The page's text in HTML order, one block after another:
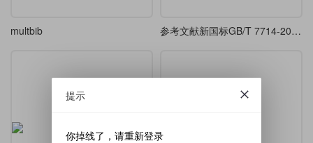
multbib 参考文献新国标GB/T 7714-2025的biblatx实现及其测试与反馈
提示
你掉线了，请重新登录